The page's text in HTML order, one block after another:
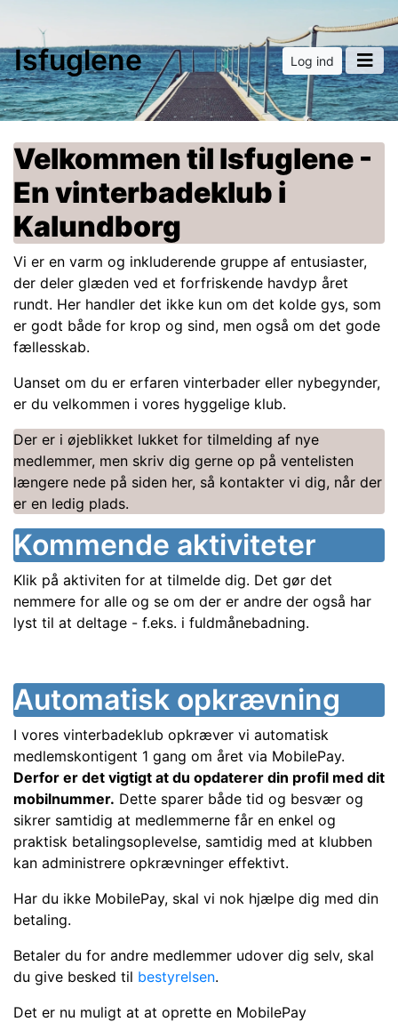
Isfuglene Log ind
Velkommen til Isfuglene -
En vinterbadeklub i
Kalundborg
Vi er en varm og inkluderende gruppe af entusiaster,
der deler glæden ved et forfriskende havdyp året
rundt. Her handler det ikke kun om det kolde gys, som
er godt både for krop og sind, men også om det gode
fællesskab.
Uanset om du er erfaren vinterbader eller nybegynder,
er du velkommen i vores hyggelige klub.
Der er i øjeblikket lukket for tilmelding af nye
medlemmer, men skriv dig gerne op på ventelisten
længere nede på siden her, så kontakter vi dig, når der
er en ledig plads.
Kommende aktiviteter
Klik på aktiviten for at tilmelde dig. Det gør det
nemmere for alle og se om der er andre der også har
lyst til at deltage - f.eks. i fuldmånebadning.
Automatisk opkrævning
I vores vinterbadeklub opkræver vi automatisk
medlemskontigent 1 gang om året via MobilePay.
Derfor er det vigtigt at du opdaterer din profil med dit
mobilnummer. Dette sparer både tid og besvær og
sikrer samtidig at medlemmerne får en enkel og
praktisk betalingsoplevelse, samtidig med at klubben
kan administrere opkrævninger effektivt.
Har du ikke MobilePay, skal vi nok hjælpe dig med din
betaling.
Betaler du for andre medlemmer udover dig selv, skal
du give besked til bestyrelsen.
Det er nu muligt at at oprette en MobilePay